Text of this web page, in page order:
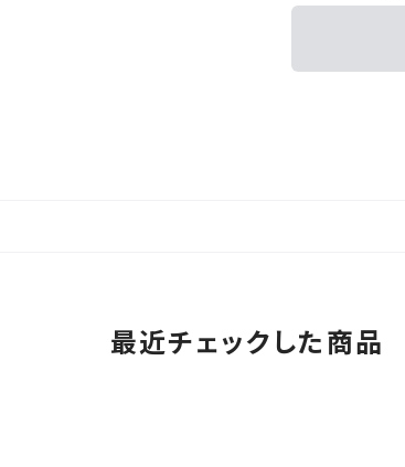
最近チェックした商品